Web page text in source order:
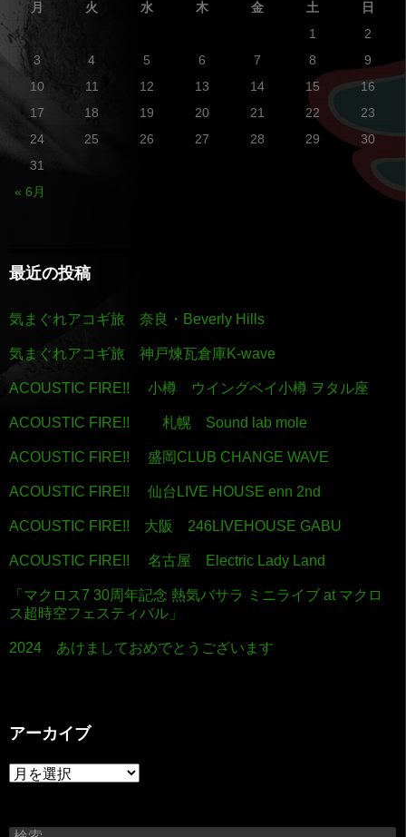
月 火 水 木 金 土 日
« 6月
1
2
3
4 5 6 7 8
9
10
11 12 13 14 15
16
17
18 19 20 21 22
23
24
25 26 27 28 29
30
31
最近の投稿
気まぐれアコギ旅 奈良・Beverly Hills
気まぐれアコギ旅 神戸煉瓦倉庫K-wave
ACOUSTIC FIRE!! 小樽 ウイングベイ小樽 ヲタル座
ACOUSTIC FIRE!! 札幌 Sound lab mole
ACOUSTIC FIRE!! 盛岡CLUB CHANGE WAVE
ACOUSTIC FIRE!! 仙台LIVE HOUSE enn 2nd
ACOUSTIC FIRE!! 大阪 246LIVEHOUSE GABU
ACOUSTIC FIRE!! 名古屋 Electric Lady Land
「マクロス7 30周年記念 熱気バサラ ミニライブ at マクロ
ス超時空フェスティバル」
2024 あけましておめでとうございます
アーカイブ
アーカイブ